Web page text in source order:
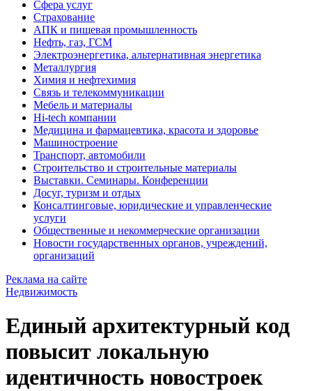
Сфера услуг
Страхование
АПК и пищевая промышленность
Нефть, газ, ГСМ
Электроэнергетика, альтернативная энергетика
Металлургия
Химия и нефтехимия
Связь и телекоммуникации
Мебель и материалы
Hi-tech компании
Медицина и фармацевтика, красота и здоровье
Машиностроение
Транспорт, автомобили
Строительство и строительные материалы
Выставки. Семинары. Конференции
Досуг, туризм и отдых
Консалтинговые, юридические и управленческие
услуги
Общественные и некоммерческие организации
Новости государственных органов, учреждений,
организаций
Реклама на сайте
Недвижимость
Единый архитектурный код
повысит локальную
идентичность новостроек